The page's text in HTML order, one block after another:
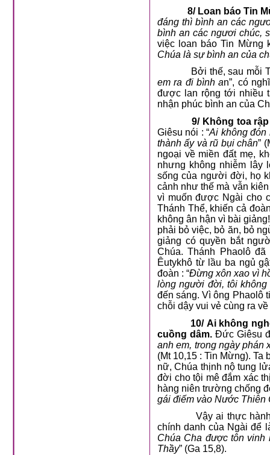
8/ Loan báo Tin
đáng thì bình an các
bình an các ngươi chúc,
việc loan báo Tin Mừng
Chúa là sự bình an của
Bởi thế, sau mỗi
em ra đi bình an”, có
được lan rộng tới nhiều
nhận phúc bình an của
9/ Không toa
Giêsu nói : “Ai không đón
thành ấy và rũ bụi chân”
ngoại về miền đất mẹ,
nhưng không nhiễm lây
sống của người đời, họ
cảnh như thế mà vẫn
vì muốn được Ngài cho
Thánh Thể, khiến cả
không ân hận vì bài
phải bỏ việc, bỏ ăn, bỏ
giảng có quyền bắt
Chúa. Thánh Phaolô
Êutykhô từ lầu ba ngủ
đoàn : “Đừng xôn xao vì
lòng người đời, tôi
đến sáng. Vì ông Phaolô
chỗi dậy vui vẻ cùng ra
10/ Ai không
cuồng dâm. Đức Giêsu
anh em, trong ngày phán
(Mt 10,15 : Tin Mừng).
nữ, Chúa thịnh nộ tung
đời cho tội mê đắm xác
hàng niên trường chống
gái điếm vào Nước Thiên
Vậy ai thực
chính danh của Ngài để
Chúa Cha được tôn vinh
Thầy” (Ga 15,8).